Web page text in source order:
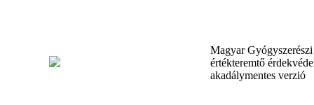
Magyar
értékteremtő
akadálymentes verzió